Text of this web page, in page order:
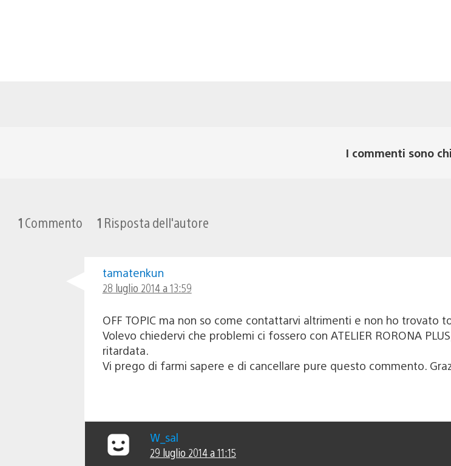
I commenti sono
1 Commento 1 Risposta dell'autore
tamatenkun
28 luglio 2014 a 13:59
OFF TOPIC ma non so come contattarvi altrimenti e non ho trovato
Volevo chiedervi che problemi ci fossero con ATELIER RORONA
ritardata.
Vi prego di farmi sapere e di cancellare pure questo commento.
W_sal
29 luglio 2014 a 11:15